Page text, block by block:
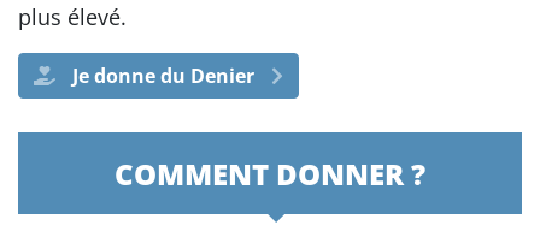
plus élevé.
Je donne du Denier
COMMENT DONNER ?